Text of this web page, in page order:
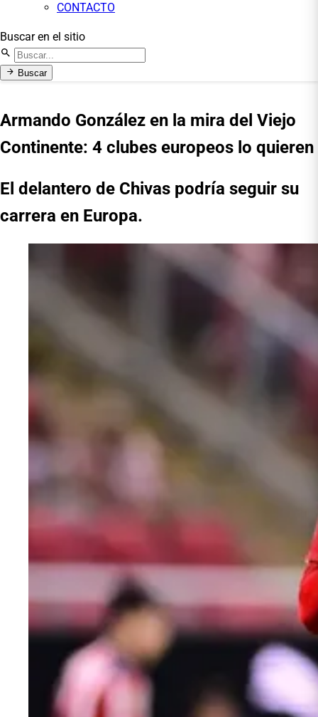
CONTACTO
Buscar en el sitio
Buscar
Armando González en la mira del Viejo
Continente: 4 clubes europeos lo quieren
El delantero de Chivas podría seguir su
carrera en Europa.